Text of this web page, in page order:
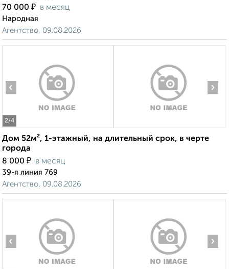
70 000 ₽ в месяц
Народная
Агентство, 09.08.2026
2/4
‹ ›
Дом 52м², 1-этажный, на длительный срок, в черте
города
8 000 ₽ в месяц
39-я линия 769
Агентство, 09.08.2026
‹ ›